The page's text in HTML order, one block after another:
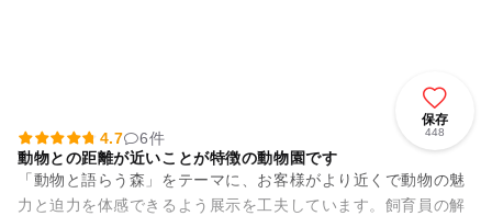
保存
448
4.7
6件
動物との距離が近いことが特徴の動物園です
「動物と語らう森」をテーマに、お客様がより近くで動物の魅
力と迫力を体感できるよう展示を工夫しています。飼育員の解